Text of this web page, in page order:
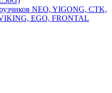
NEO, YIGONG, CTK,
EGO, FRONTAL